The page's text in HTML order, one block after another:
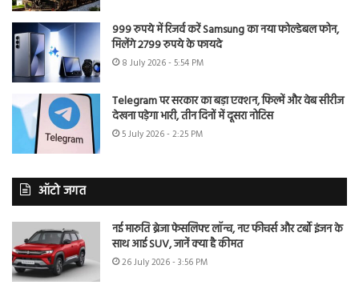
999 रुपये में रिजर्व करें Samsung का नया फोल्डेबल फोन,
मिलेंगे 2799 रुपये के फायदे
8 July 2026 - 5:54 PM
Telegram पर सरकार का बड़ा एक्शन, फिल्में और वेब सीरीज
देखना पड़ेगा भारी, तीन दिनों में दूसरा नोटिस
5 July 2026 - 2:25 PM
ऑटो जगत
नई मारुति ब्रेजा फेसलिफ्ट लॉन्च, नए फीचर्स और टर्बो इंजन के
साथ आई SUV, जानें क्या है कीमत
26 July 2026 - 3:56 PM